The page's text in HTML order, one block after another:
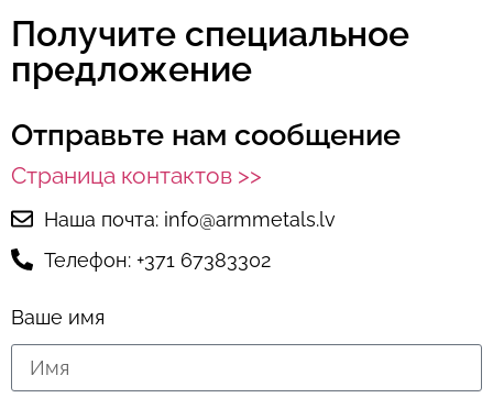
Получите специальное
предложение
Отправьте нам сообщение
Страница контактов >>
Наша почта: info@armmetals.lv
Телефон: +371 67383302
Ваше имя